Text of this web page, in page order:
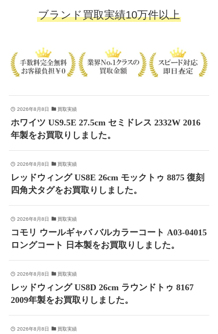
ブランド買取実績10万件以上
2026年8月8日 買取実績
ホワイツ US9.5E 27.5cm セミドレス 2332W 2016
年製をお買取りしました。
2026年8月8日 買取実績
レッドウィング US8E 26cm モックトゥ 8875 復刻
四角犬タグをお買取りしました。
2026年8月8日 買取実績
コモリ ウールギャバ バルカラーコート A03-04015
ロングコート 日本製をお買取りしました。
2026年8月8日 買取実績
レッドウィング US8D 26cm ラウンドトゥ 8167
2009年製をお買取りしました。
2026年8月8日 買取実績